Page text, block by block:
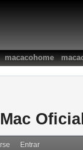
macacohome:
Entrar